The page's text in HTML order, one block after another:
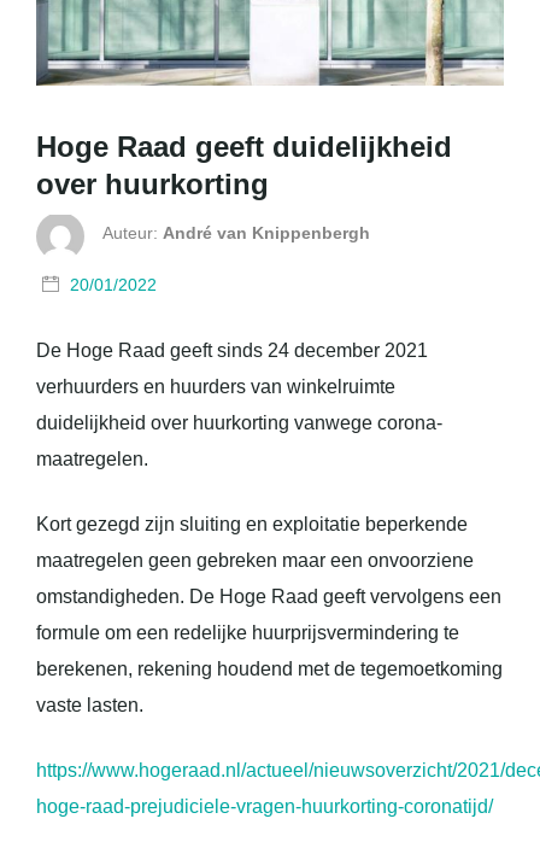
Hoge Raad geeft duidelijkheid
over huurkorting
Auteur: André van Knippenbergh
20/01/2022
De Hoge Raad geeft sinds 24 december 2021
verhuurders en huurders van winkelruimte
duidelijkheid over huurkorting vanwege corona-
maatregelen.
Kort gezegd zijn sluiting en exploitatie beperkende
maatregelen geen gebreken maar een onvoorziene
omstandigheden. De Hoge Raad geeft vervolgens een
formule om een redelijke huurprijsvermindering te
berekenen, rekening houdend met de tegemoetkoming
vaste lasten.
https://www.hogeraad.nl/actueel/nieuwsoverzicht/2021/
hoge-raad-prejudiciele-vragen-huurkorting-coronatijd/